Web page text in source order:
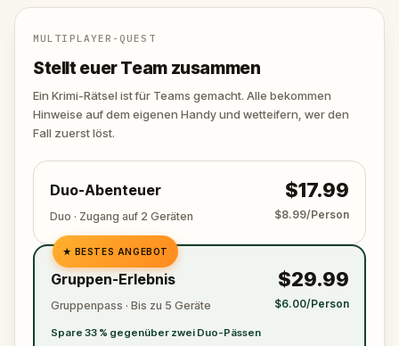
War es Walter, der besessene Freund? Percy, der
Geisterführer mit dem Gespür für Dramatik? Oder
🔎 Sammle Hinweise, verhöre Verdächtige und
entlarve den wahren Mörder, bevor er wieder
zuschlägt. Halte deinen Stift und dein Papier
bereit, um alle wichtigen Beweise zu notieren.
MULTIPLAYER-QUEST
Stellt euer Team zusammen
Ein Krimi-Rätsel ist für Teams gemacht. Alle bekommen
Hinweise auf dem eigenen Handy und wetteifern, wer den
Fall zuerst löst.
Duo-Abenteuer
Duo · Zugang auf 2 Geräten
$17.99
$8.99/Person
✓
✓
★ BESTES ANGEBOT
Gruppen-Erlebnis
Gruppenpass · Bis zu 5 Geräte
Spare 33 % gegenüber zwei Duo-Pässen
$29.99
$6.00/Person